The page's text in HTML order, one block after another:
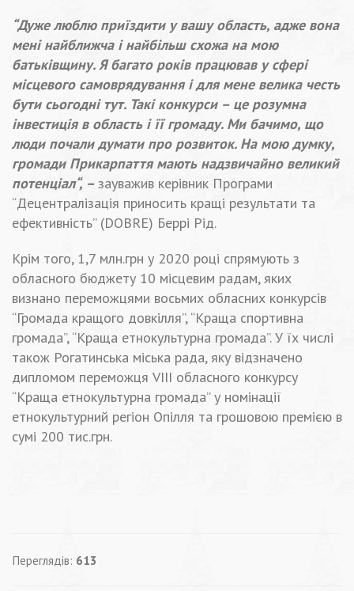
“Дуже люблю приїздити у вашу область, адже вона
мені найближча і найбільш схожа на мою
батьківщину. Я багато років працював у сфері
місцевого самоврядування і для мене велика честь
бути сьогодні тут. Такі конкурси – це розумна
інвестиція в область і її громаду. Ми бачимо, що
люди почали думати про розвиток. На мою думку,
громади Прикарпаття мають надзвичайно великий
потенціал“, –зауважив керівник Програми
“Децентралізація приносить кращі результати та
ефективність” (DOBRE) Беррі Рід.
Крім того, 1,7 млн.грн у 2020 році спрямують з
обласного бюджету 10 місцевим радам, яких
визнано переможцями восьмих обласних конкурсів
“Громада кращого довкілля”, “Краща спортивна
громада”, “Краща етнокультурна громада”. У їх числі
також Рогатинська міська рада, яку відзначено
дипломом переможця VIII обласного конкурсу
“Краща етнокультурна громада” у номінації
етнокультурний регіон Опілля та грошовою премією в
сумі 200 тис.грн.
Переглядів: 613